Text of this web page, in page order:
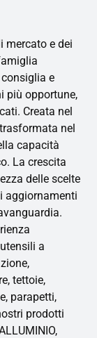
mercato e dei
e
più opportune,
Creata nel
nel
capacità
La crescita
delle scelte
aggiornamenti
a
tettoie,
parapetti,
prodotti